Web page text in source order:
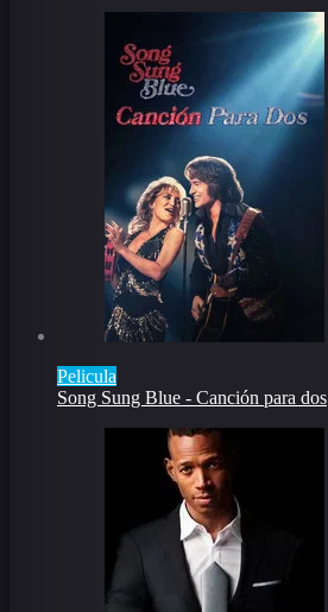
Pelicula
Song Sung Blue - Canción para dos